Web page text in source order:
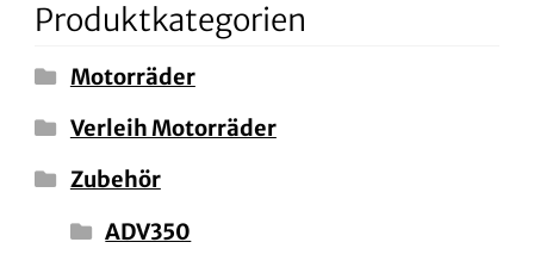
Produktkategorien
Motorräder
Verleih Motorräder
Zubehör
ADV350